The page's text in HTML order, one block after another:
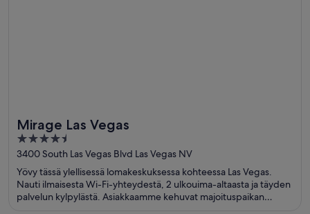
Mirage Las Vegas
4.5
out
of
5
3400 South Las Vegas Blvd Las Vegas NV
Yövy tässä ylellisessä lomakeskuksessa kohteessa Las Vegas.
Nauti ilmaisesta Wi-Fi-yhteydestä, 2 ulkouima-altaasta ja täyden
palvelun kylpylästä. Asiakkaamme kehuvat majoituspaikan